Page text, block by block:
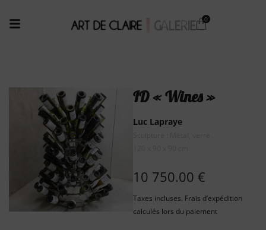
ID « Wines »
Luc Lapraye
10 750.00 €
Taxes incluses. Frais d’expédition
calculés lors du paiement